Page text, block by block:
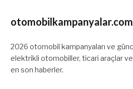
otomobilkampanyalar.com
2026 otomobil kampanyaları ve
elektrikli otomobiller, ticari araçlar
en son haberler.